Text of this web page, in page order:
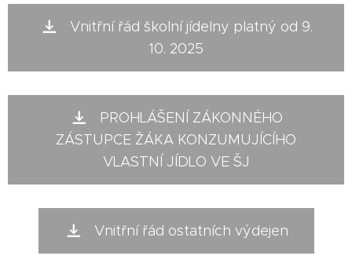
Vnitřní řád školní jídelny platný od 9.
10. 2025
PROHLÁŠENÍ ZÁKONNÉHO
ZÁSTUPCE ŽÁKA KONZUMUJÍCÍHO
VLASTNÍ JÍDLO VE ŠJ
Vnitřní řád ostatních výdejen